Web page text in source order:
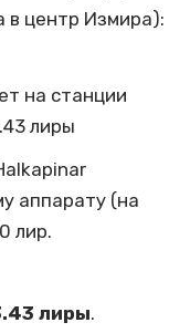
в центр Измира):
на станции
лиры
аппарату (на
лир.
лиры.